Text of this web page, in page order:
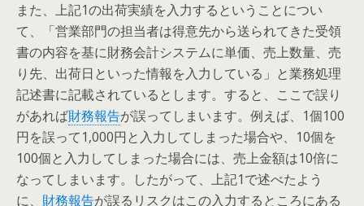
また、上記1の出荷実績を入力するということについ
て、「営業部門の担当者は得意先から送られてきた受領
書の内容を基に財務会計システムに単価、売上数量、売
り先、出荷日といった情報を入力している」と業務処理
記述書に記載されているとします。すると、ここで誤り
があれば財務報告が誤ってしまいます。例えば、1個100
円を誤って1,000円と入力してしまった場合や、10個を
100個と入力してしまった場合には、売上金額は10倍に
なってしまいます。したがって、上記1で述べたよう
に、 財務報告が誤るリスクはこの入力するところにある